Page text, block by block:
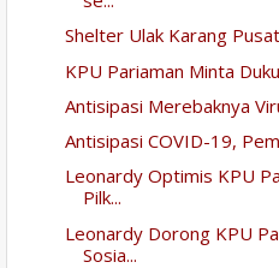
Shelter Ulak Karang
KPU Pariaman Minta
Antisipasi Merebaknya
Antisipasi COVID-19,
Leonardy Optimis KPU
Pilk...
Leonardy Dorong KPU
Sosia...